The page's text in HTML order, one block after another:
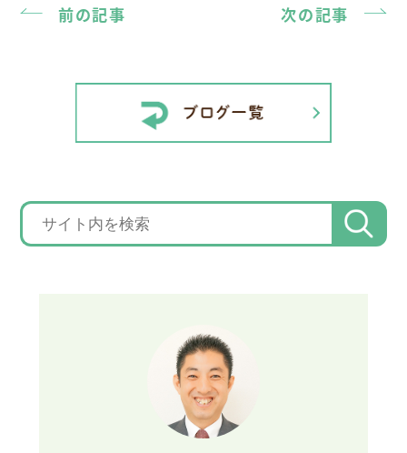
前の記事 次の記事